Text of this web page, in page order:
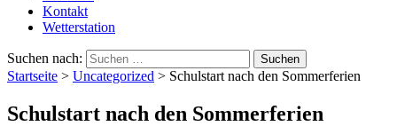
Kontakt
Wetterstation
Suchen nach:
Startseite > Uncategorized > Schulstart nach den Sommerferien
Schulstart nach den Sommerferien